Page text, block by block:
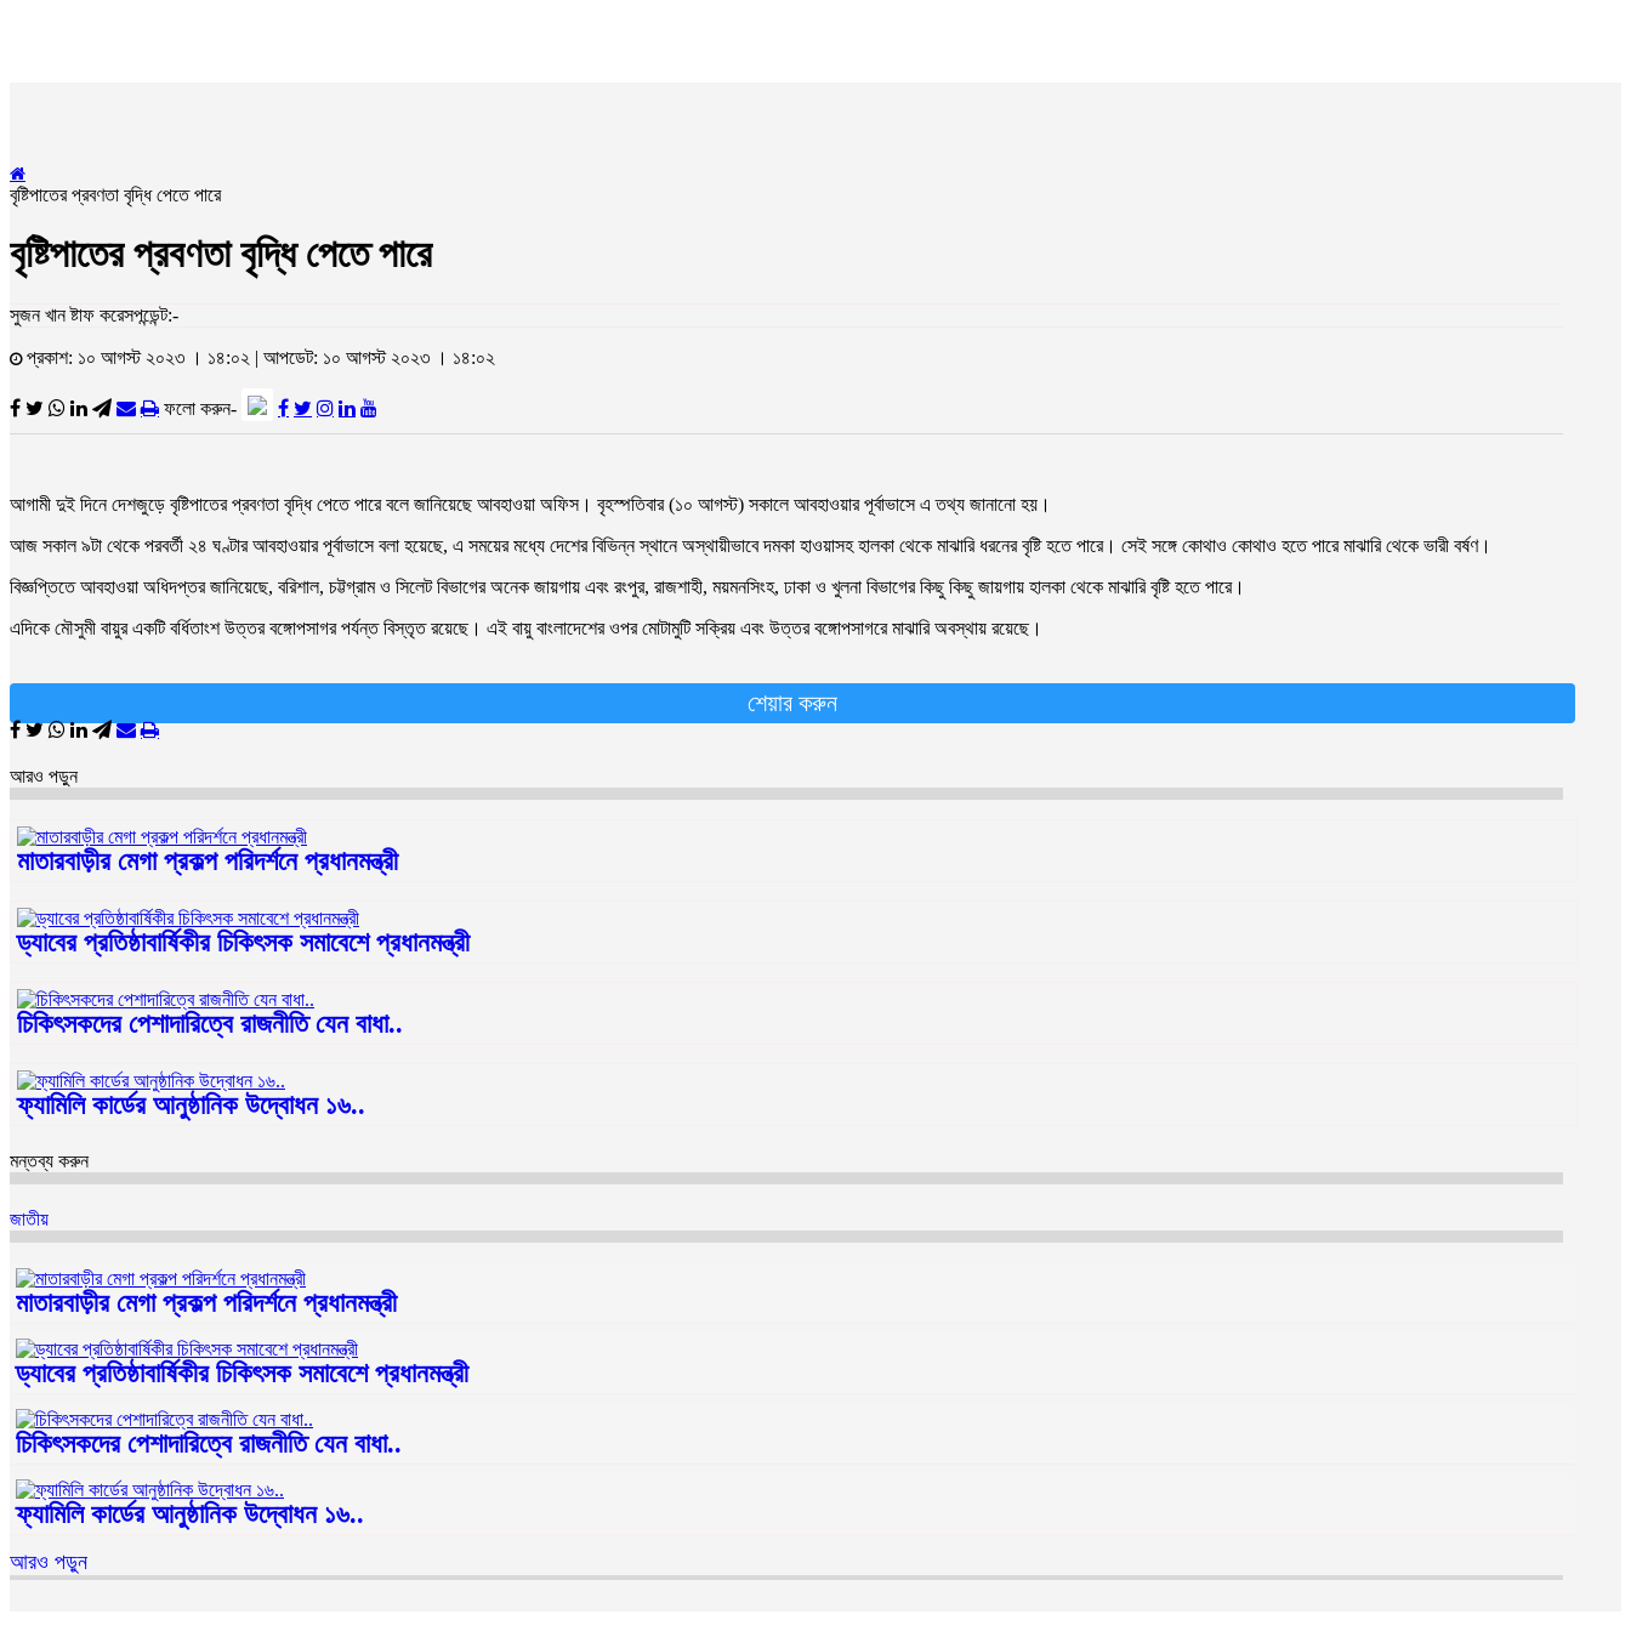
বৃষ্টিপাতের প্রবণতা বৃদ্ধি পেতে পারে
বৃষ্টিপাতের প্রবণতা বৃদ্ধি পেতে পারে
সুজন খান ষ্টাফ করেসপন্ডেন্ট:-
প্রকাশ: ১০ আগস্ট ২০২৩ । ১৪:০২ | আপডেট: ১০ আগস্ট ২০২৩ । ১৪:০২
ফলো করুন-
আগামী দুই দিনে দেশজুড়ে বৃষ্টিপাতের প্রবণতা বৃদ্ধি পেতে পারে বলে জানিয়েছে আবহাওয়া অফিস। বৃহস্পতিবার (১০ আগস্ট) সকালে আবহাওয়ার পূর্বাভাসে এ তথ্য জানানো হয়।
আজ সকাল ৯টা থেকে পরবর্তী ২৪ ঘণ্টার আবহাওয়ার পূর্বাভাসে বলা হয়েছে, এ সময়ের মধ্যে দেশের বিভিন্ন স্থানে অস্থায়ীভাবে দমকা হাওয়াসহ হালকা থেকে মাঝারি ধরনের বৃষ্টি হতে পারে। সেই সঙ্গে কোথাও কোথাও হতে পারে মাঝারি থেকে ভারী বর্ষণ।
বিজ্ঞপ্তিতে আবহাওয়া অধিদপ্তর জানিয়েছে, বরিশাল, চট্টগ্রাম ও সিলেট বিভাগের অনেক জায়গায় এবং রংপুর, রাজশাহী, ময়মনসিংহ, ঢাকা ও খুলনা বিভাগের কিছু কিছু জায়গায় হালকা থেকে মাঝারি বৃষ্টি হতে পারে।
এদিকে মৌসুমী বায়ুর একটি বর্ধিতাংশ উত্তর বঙ্গোপসাগর পর্যন্ত বিস্তৃত রয়েছে। এই বায়ু বাংলাদেশের ওপর মোটামুটি সক্রিয় এবং উত্তর বঙ্গোপসাগরে মাঝারি অবস্থায় রয়েছে।
শেয়ার করুন
আরও পড়ুন
মাতারবাড়ীর মেগা প্রকল্প পরিদর্শনে প্রধানমন্ত্রী
ড্যাবের প্রতিষ্ঠাবার্ষিকীর চিকিৎসক সমাবেশে প্রধানমন্ত্রী
চিকিৎসকদের পেশাদারিত্বে রাজনীতি যেন বাধা..
ফ্যামিলি কার্ডের আনুষ্ঠানিক উদ্বোধন ১৬..
মন্তব্য করুন
জাতীয়
মাতারবাড়ীর মেগা প্রকল্প পরিদর্শনে প্রধানমন্ত্রী
ড্যাবের প্রতিষ্ঠাবার্ষিকীর চিকিৎসক সমাবেশে প্রধানমন্ত্রী
চিকিৎসকদের পেশাদারিত্বে রাজনীতি যেন বাধা..
ফ্যামিলি কার্ডের আনুষ্ঠানিক উদ্বোধন ১৬..
আরও পড়ুন